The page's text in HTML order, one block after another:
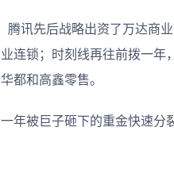
讯先后战略出资了万达商
连锁；时刻线再往前拨一
都和高鑫零售。
年被巨子砸下的重金快速分